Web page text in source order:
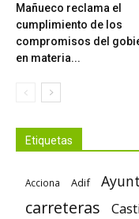
Mañueco reclama el
cumplimiento de los
compromisos del
en materia...
Etiquetas
Acciona Adif
carreteras